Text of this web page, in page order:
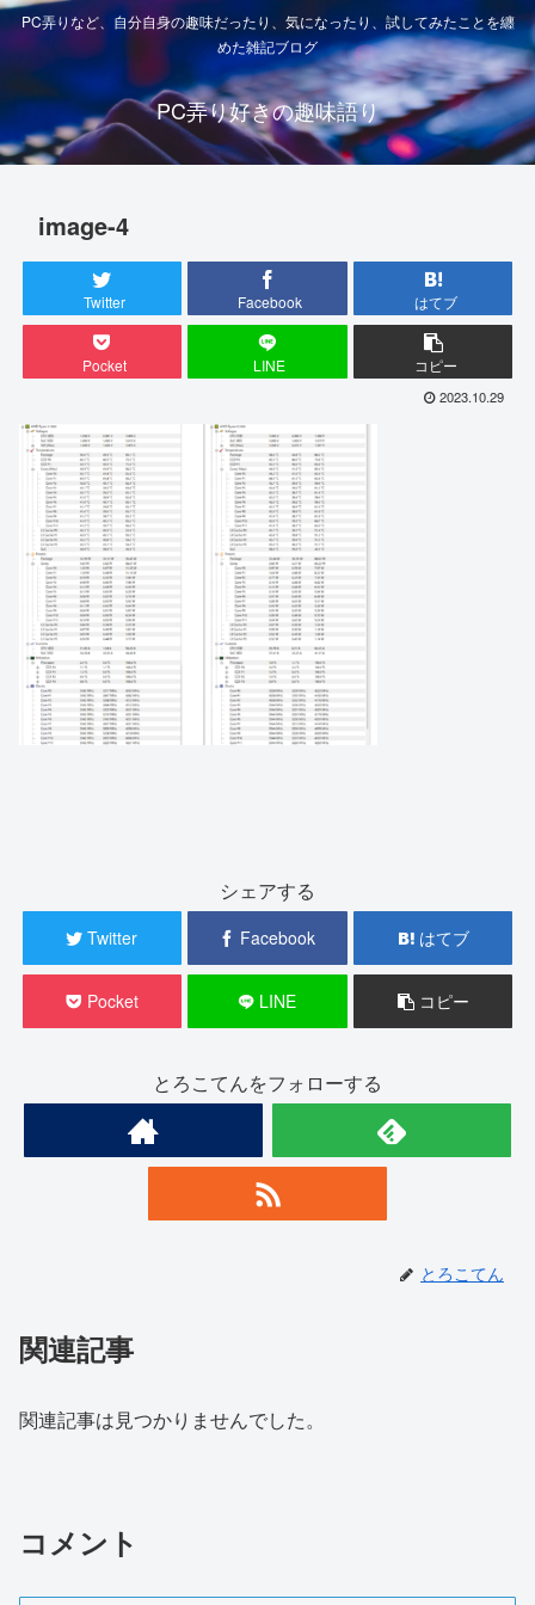
PC弄りなど、自分自身の趣味だったり、気になったり、試してみたことを纏
めた雑記ブログ
PC弄り好きの趣味語り
image-4
Twitter Facebook はてブ
Pocket LINE コピー
2023.10.29
シェアする
Twitter Facebook はてブ
Pocket LINE コピー
とろこてんをフォローする
とろこてん
関連記事
関連記事は見つかりませんでした。
コメント